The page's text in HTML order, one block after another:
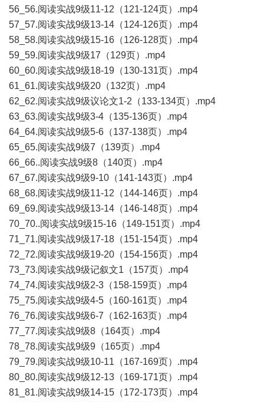
56_56.阅读实战9级11-12（121-124页）.mp4
57_57.阅读实战9级13-14（124-126页）.mp4
58_58.阅读实战9级15-16（126-128页）.mp4
59_59.阅读实战9级17（129页）.mp4
60_60.阅读实战9级18-19（130-131页）.mp4
61_61.阅读实战9级20（132页）.mp4
62_62.阅读实战9级议论文1-2（133-134页）.mp4
63_63.阅读实战9级3-4（135-136页）.mp4
64_64.阅读实战9级5-6（137-138页）.mp4
65_65.阅读实战9级7（139页）.mp4
66_66..阅读实战9级8（140页）.mp4
67_67.阅读实战9级9-10（141-143页）.mp4
68_68.阅读实战9级11-12（144-146页）.mp4
69_69.阅读实战9级13-14（146-148页）.mp4
70_70..阅读实战9级15-16（149-151页）.mp4
71_71.阅读实战9级17-18（151-154页）.mp4
72_72.阅读实战9级19-20（154-156页）.mp4
73_73.阅读实战9级记叙文1（157页）.mp4
74_74.阅读实战9级2-3（158-159页）.mp4
75_75.阅读实战9级4-5（160-161页）.mp4
76_76.阅读实战9级6-7（162-163页）.mp4
77_77.阅读实战9级8（164页）.mp4
78_78.阅读实战9级9（165页）.mp4
79_79.阅读实战9级10-11（167-169页）.mp4
80_80.阅读实战9级12-13（169-171页）.mp4
81_81.阅读实战9级14-15（172-173页）.mp4